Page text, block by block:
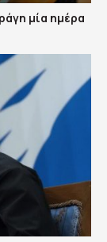
μία ημέρα